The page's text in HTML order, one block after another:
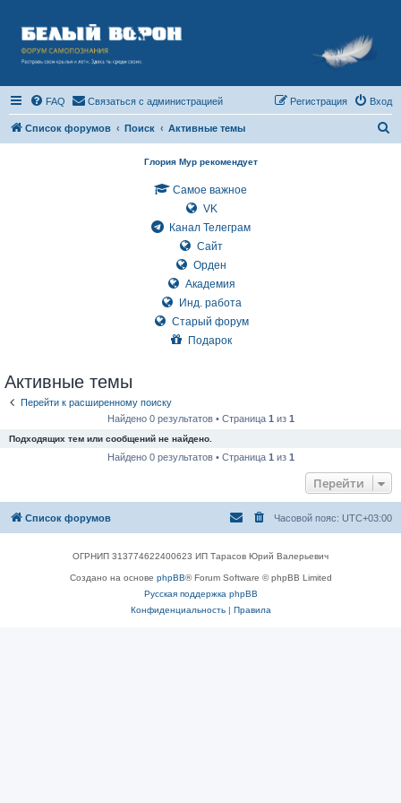
FAQ Связаться с администрацией Вход
Регистрация
Список форумов Поиск Активные темы
Глория Мур рекомендует
Самое важное
VK
Канал Телеграм
Сайт
Орден
Академия
Инд. работа
Старый форум
Подарок
Активные темы
Перейти к расширенному поиску
Найдено 0 результатов • Страница 1 из 1
Подходящих тем или сообщений не найдено.
Найдено 0 результатов • Страница 1 из 1
Перейти
Список форумов Часовой пояс: UTC+03:00
ОГРНИП 313774622400623 ИП Тарасов Юрий Валерьевич
Создано на основе phpBB® Forum Software © phpBB Limited
Русская поддержка phpBB
Конфиденциальность| Правила